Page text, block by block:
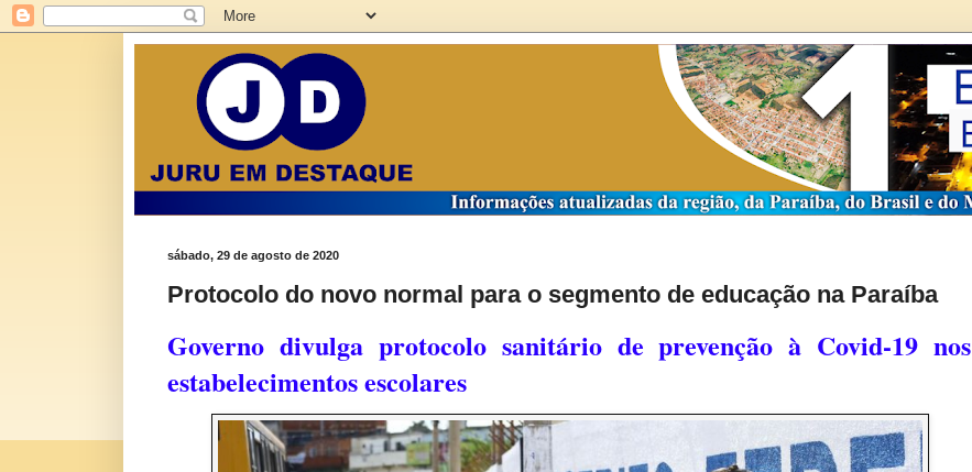
sábado, 29 de agosto de 2020
Protocolo do novo normal para o segmento de educação na Paraíba
Governo divulga protocolo sanitário de prevenção à Covid-19 nos
estabelecimentos escolares